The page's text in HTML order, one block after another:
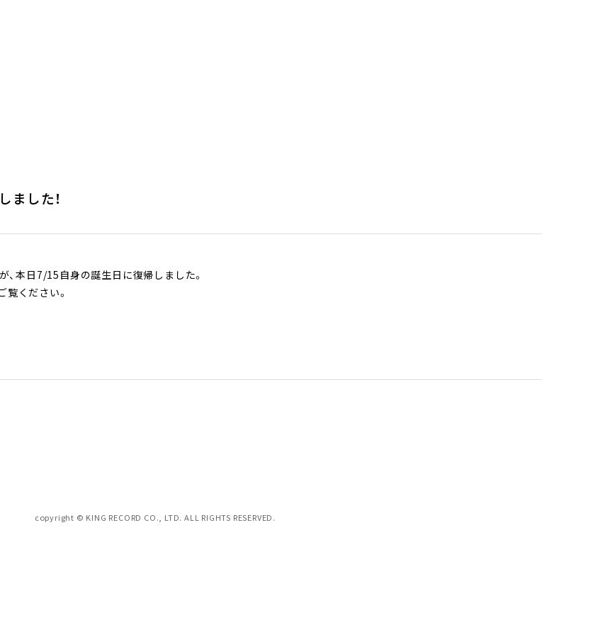
ました！
本日7/15自身の誕生日に復帰しました。
ください。
copyright © KING RECORD CO., LTD. ALL RIGHTS RESERVED.